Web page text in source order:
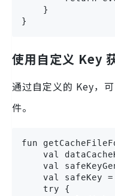
    }
}
使用自定义 Key
通过自定义的 Key，
件。
fun
val
val
val safeKey
    try {